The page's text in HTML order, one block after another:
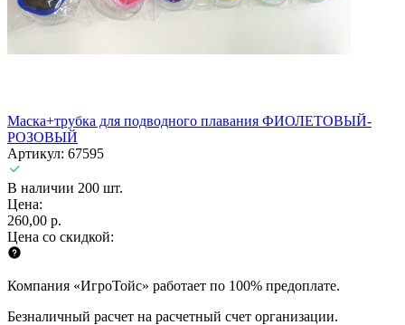
Маска+трубка для подводного плавания ФИОЛЕТОВЫЙ-
РОЗОВЫЙ
Артикул: 67595
В наличии 200 шт.
Цена:
260,00 р.
Цена со скидкой:
Компания «ИгроТойс» работает по 100% предоплате.
Безналичный расчет на расчетный счет организации.